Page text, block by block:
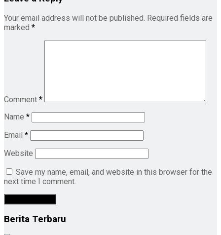
Your email address will not be published. Required fields are
marked *
Comment *
Name *
Email *
Website
Save my name, email, and website in this browser for the
next time I comment.
Berita Terbaru